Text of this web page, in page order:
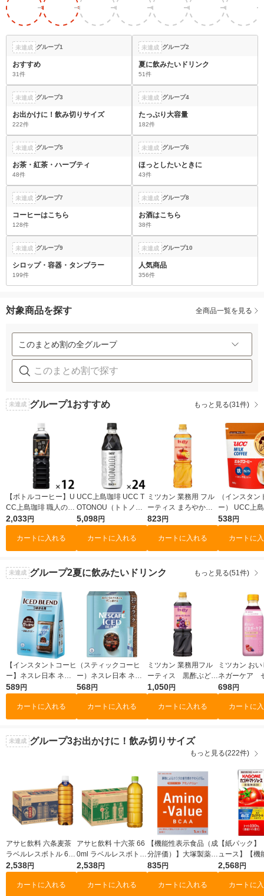
商品を
選ぶ
5%
OFF
10%
15%
15%
OFF
15%
15%
未達成 グループ1
おすすめ
31件
未達成 グループ2
夏に飲みたいドリンク
51件
未達成 グループ3
お出かけに！飲み切りサイズ
222件
未達成 グループ4
たっぷり大容量
182件
未達成 グループ5
お茶・紅茶・ハーブティ
48件
未達成 グループ6
ほっとしたいときに
43件
未達成 グループ7
コーヒーはこちら
128件
未達成 グループ8
お酒はこちら
38件
未達成 グループ9
シロップ・容器・タンブラー
199件
未達成 グループ10
人気商品
356件
対象商品を探す 全商品一覧を見る
このまとめ割の全グループ
未達成 グループ1おすすめ もっと見る(31件)
【ボトルコーヒー】U
CC上島珈琲 職人の珈
琲 無糖 900ml 1箱（1
2本入）
2,033円
カートに入れる
UCC上島珈琲 UCC T
OTONOU（トトノ
ウ） by BLACK無糖 5
00ml 1箱（24本入）
5,098円
カートに入れる
ミツカン 業務用 フル
ーティス まろやかり
んご酢ドリンク 1000
ml ６倍濃縮 大容
量 飲むお酢 リンゴ
酢
823円
カートに入れる
（インスタン
ー） UCC上
CC ミルクコ
袋（180g）
538円
カートに
未達成 グループ2夏に飲みたいドリンク もっと見る(51件)
【インスタントコーヒ
ー】ネスレ日本 ネス
カフェ アイスブレン
ド 1袋（50g）
589円
カートに入れる
（スティックコーヒ
ー）ネスレ日本 ネス
カフェ アイスブレン
ド スティック ブラッ
ク 1箱（20本入）
568円
カートに入れる
ミツカン 業務用フル
ーティス 黒酢ぶどう
＆ベリーミックス 100
0ml 6倍濃縮タイプ 大
容量 飲むお酢 1本
1,050円
カートに入れる
ミツカン お
ネガーケア
＆ざくろ
希釈用 りんご
ゴ酢 ビネガ
ク
698円
カートに
未達成 グループ3お出かけに！飲み切りサイズ
もっと見る(222件)
アサヒ飲料 六条麦茶
ラベルレスボトル 660
ml 1箱（24本入）
2,538円
カートに入れる
アサヒ飲料 十六茶 66
0ml ラベルレスボトル
1箱（24本入）
2,538円
カートに入れる
【機能性表示食品（成
分評価）】大塚製薬
アミノバリュー パウ
ダー（1リットル用）
1箱（5袋入）
835円
カートに入れる
【紙パック】
ュース】【機
食品】カゴメ
ジュース 食塩
200ml 1箱（
2,568円
カートに